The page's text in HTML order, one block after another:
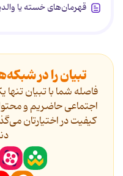
قهرمان‌های خسته یا
تبیان را در
فاصله شما با تبیان
اجتماعی حاضریم و
کیفیت در اختیارتان